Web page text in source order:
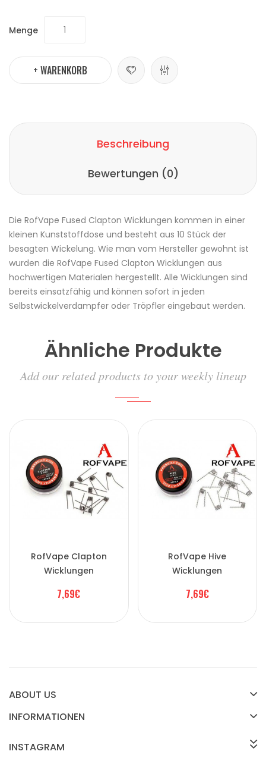
Menge
+ WARENKORB
Beschreibung
Bewertungen (0)
Die RofVape Fused Clapton Wicklungen kommen in einer
kleinen Kunststoffdose und besteht aus 10 Stück der
besagten Wickelung. Wie man vom Hersteller gewohnt ist
wurden die RofVape Fused Clapton Wicklungen aus
hochwertigen Materialen hergestellt. Alle Wicklungen sind
bereits einsatzfähig und können sofort in jeden
Selbstwickelverdampfer oder Tröpfler eingebaut werden.
Ähnliche Produkte
Add our related products to your weekly lineup
RofVape Clapton
Wicklungen
7,69€
RofVape Hive
Wicklungen
7,69€
ABOUT US
INFORMATIONEN
INSTAGRAM